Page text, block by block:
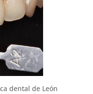
dental de León